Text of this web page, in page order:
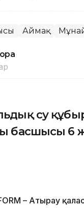
Аймақ
су
басшысы 6
– Атырау